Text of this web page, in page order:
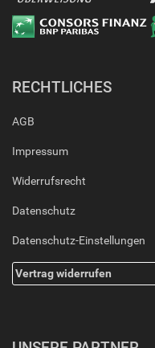
RECHTLICHES
AGB
Impressum
Widerrufsrecht
Datenschutz
Datenschutz-Einstellungen
Vertrag widerrufen